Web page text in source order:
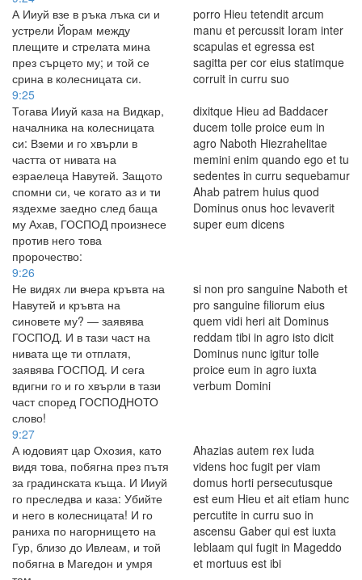
А Ииуй взе в ръка лъка си и
устрели Йорам между
плещите и стрелата мина
през сърцето му; и той се
срина в колесницата си.
porro Hieu tetendit arcum
manu et percussit Ioram inter
scapulas et egressa est
sagitta per cor eius statimque
corruit in curru suo
9:25
Тогава Ииуй каза на Видкар,
началника на колесницата
си: Вземи и го хвърли в
частта от нивата на
езраелеца Навутей. Защото
спомни си, че когато аз и ти
яздехме заедно след баща
му Ахав, ГОСПОД произнесе
против него това
пророчество:
dixitque Hieu ad Baddacer
ducem tolle proice eum in
agro Naboth Hiezrahelitae
memini enim quando ego et tu
sedentes in curru sequebamur
Ahab patrem huius quod
Dominus onus hoc levaverit
super eum dicens
9:26
Не видях ли вчера кръвта на
Навутей и кръвта на
синовете му? — заявява
ГОСПОД. И в тази част на
нивата ще ти отплатя,
заявява ГОСПОД. И сега
вдигни го и го хвърли в тази
част според ГОСПОДНОТО
слово!
si non pro sanguine Naboth et
pro sanguine filiorum eius
quem vidi heri ait Dominus
reddam tibi in agro isto dicit
Dominus nunc igitur tolle
proice eum in agro iuxta
verbum Domini
9:27
А юдовият цар Охозия, като
видя това, побягна през пътя
за градинската къща. И Ииуй
го преследва и каза: Убийте
и него в колесницата! И го
раниха по нагорнището на
Гур, близо до Ивлеам, и той
побягна в Магедон и умря
Ahazias autem rex Iuda
videns hoc fugit per viam
domus horti persecutusque
est eum Hieu et ait etiam hunc
percutite in curru suo in
ascensu Gaber qui est iuxta
Ieblaam qui fugit in Mageddo
et mortuus est ibi